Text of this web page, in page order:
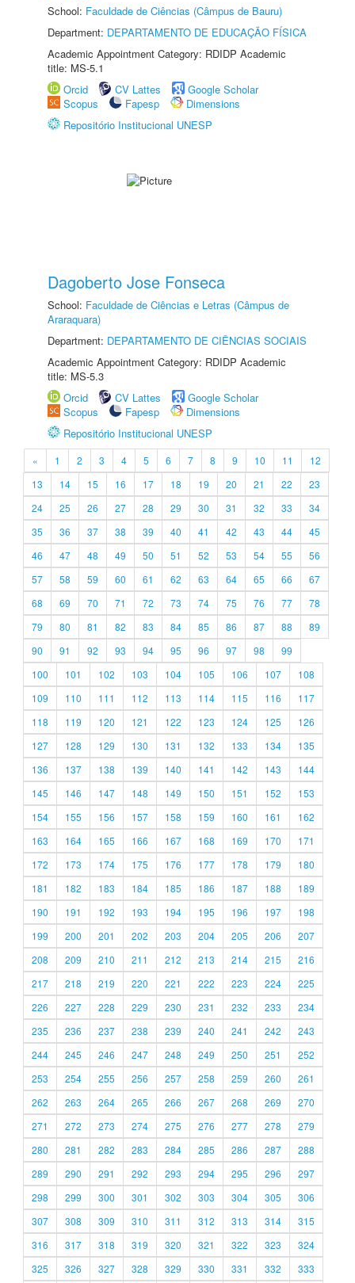
School: Faculdade de Ciências (Câmpus de Bauru)
Department: DEPARTAMENTO DE EDUCAÇÃO FÍSICA
Academic Appointment Category: RDIDP Academic
title: MS-5.1
Orcid
CV Lattes
Google Scholar
Scopus
Fapesp
Dimensions
Repositório Institucional UNESP
Dagoberto Jose Fonseca
School: Faculdade de Ciências e Letras (Câmpus de
Araraquara)
Department: DEPARTAMENTO DE CIÊNCIAS SOCIAIS
Academic Appointment Category: RDIDP Academic
title: MS-5.3
Orcid
CV Lattes
Google Scholar
Scopus
Fapesp
Dimensions
Repositório Institucional UNESP
« 1 2 3 4 5 6 7 8 9 10 11
12
13
14 15 16 17 18 19 20 21 22
23
24
25 26 27 28 29 30 31 32 33
34
35
36 37 38 39 40 41 42 43 44
45
46
47 48 49 50 51 52 53 54 55
56
57
58 59 60 61 62 63 64 65 66
67
68
69 70 71 72 73 74 75 76 77
78
79
80 81 82 83 84 85 86 87 88
89
90
91 92 93 94 95 96 97 98
99
100
101 102 103 104 105 106 107
108
109
110 111 112 113 114 115 116
117
118
119 120 121 122 123 124 125
126
127
128 129 130 131 132 133 134
135
136
137 138 139 140 141 142 143
144
145
146 147 148 149 150 151 152
153
154
155 156 157 158 159 160 161
162
163
164 165 166 167 168 169 170
171
172
173 174 175 176 177 178 179
180
181
182 183 184 185 186 187 188
189
190
191 192 193 194 195 196 197
198
199
200 201 202 203 204 205 206
207
208
209 210 211 212 213 214 215
216
217
218 219 220 221 222 223 224
225
226
227 228 229 230 231 232 233
234
235
236 237 238 239 240 241 242
243
244
245 246 247 248 249 250 251
252
253
254 255 256 257 258 259 260
261
262
263 264 265 266 267 268 269
270
271
272 273 274 275 276 277 278
279
280
281 282 283 284 285 286 287
288
289
290 291 292 293 294 295 296
297
298
299 300 301 302 303 304 305
306
307
308 309 310 311 312 313 314
315
316
317 318 319 320 321 322 323
324
325
326 327 328 329 330 331 332 333